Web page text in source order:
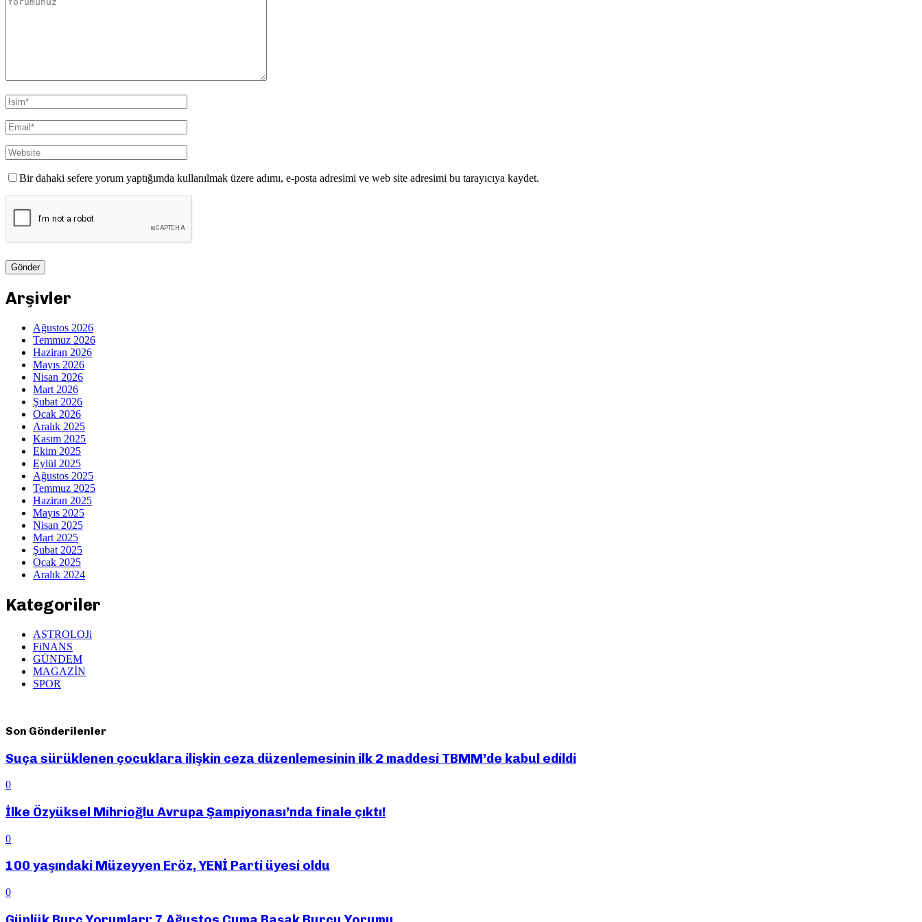
Bir dahaki sefere yorum yaptığımda kullanılmak üzere adımı, e-posta adresimi ve web site adresimi bu tarayıcıya kaydet.
Arşivler
Ağustos 2026
Temmuz 2026
Haziran 2026
Mayıs 2026
Nisan 2026
Mart 2026
Şubat 2026
Ocak 2026
Aralık 2025
Kasım 2025
Ekim 2025
Eylül 2025
Ağustos 2025
Temmuz 2025
Haziran 2025
Mayıs 2025
Nisan 2025
Mart 2025
Şubat 2025
Ocak 2025
Aralık 2024
Kategoriler
ASTROLOJi
FiNANS
GÜNDEM
MAGAZİN
SPOR
Son Gönderilenler
Suça sürüklenen çocuklara ilişkin ceza düzenlemesinin ilk 2 maddesi TBMM’de kabul edildi
0
İlke Özyüksel Mihrioğlu Avrupa Şampiyonası’nda finale çıktı!
0
100 yaşındaki Müzeyyen Eröz, YENİ Parti üyesi oldu
0